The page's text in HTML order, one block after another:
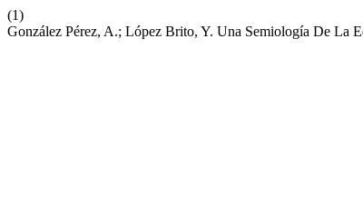
(1)
González Pérez, A.; López Brito, Y. Una Semiología De La